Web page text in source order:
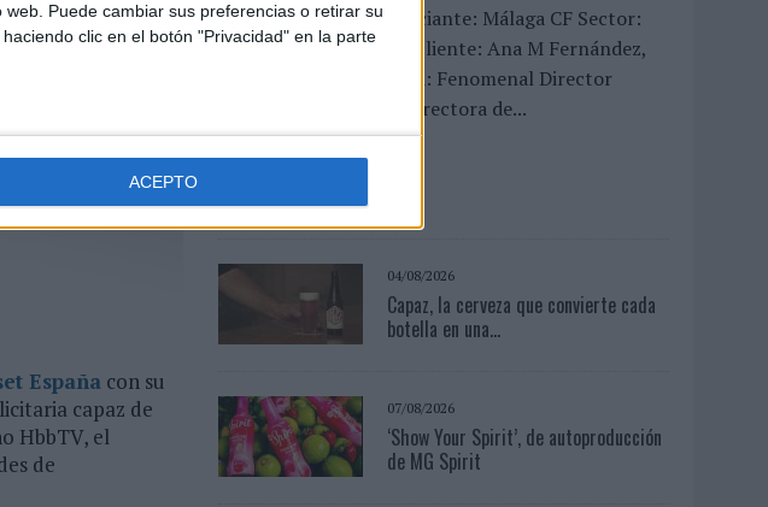
Puede cambiar sus preferencias o retirar su
clic en el botón "Privacidad" en la parte
ACEPTO
España con su
capaz de
HbbTV, el
de
FICHA TÉCNICA Anunciante: Málaga CF Sector:
servicios Contacto del cliente: Ana M Fernández,
Sergio Valencia Agencia: Fenomenal Director
creativo: David Titos Directora de...
04/08/2026
Capaz, la cerveza que convierte cada
botella en una...
07/08/2026
‘Show Your Spirit’, de autoproducción
de MG Spirit